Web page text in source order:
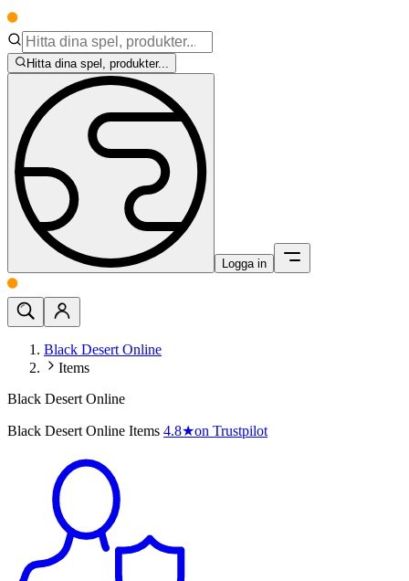
Hitta dina spel, produkter...
Logga in
Black Desert Online
Items
Black Desert Online
Black Desert Online Items 4.8★on Trustpilot